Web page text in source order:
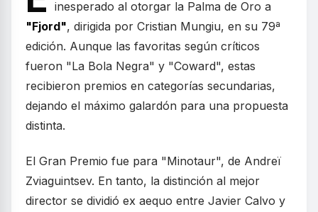
inesperado al otorgar la Palma de Oro a
"Fjord", dirigida por Cristian Mungiu, en su 79ª
edición. Aunque las favoritas según críticos
fueron "La Bola Negra" y "Coward", estas
recibieron premios en categorías secundarias,
dejando el máximo galardón para una propuesta
distinta.
El Gran Premio fue para "Minotaur", de Andreï
Zviaguintsev. En tanto, la distinción al mejor
director se dividió ex aequo entre Javier Calvo y